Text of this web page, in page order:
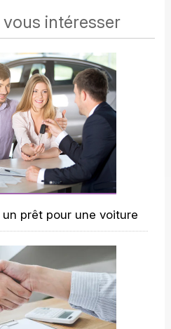
intéresser
prêt pour une voiture